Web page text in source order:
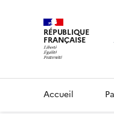
RÉPUBLIQUE
FRANÇAISE
Accueil